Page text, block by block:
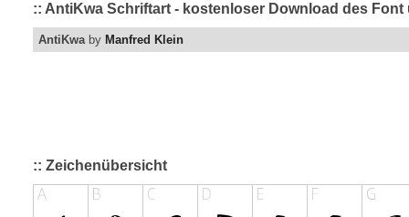
:: AntiKwa Schriftart - kostenloser Download des
AntiKwaby Manfred Klein
:: Zeichenübersicht